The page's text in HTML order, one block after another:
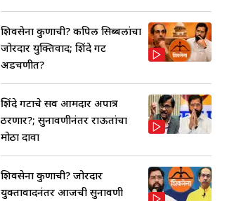
शिवसेना कुणाची? कपिल सिब्बलांचा
जोरदार युक्तिवाद; शिंदे गट
अडचणीत?
शिंदे गटाचे सर्व आमदार अपात्र
ठरणार?; सुनावणीनंतर राऊतांचा
मोठा दावा
शिवसेना कुणाची? जोरदार
युक्तावादनंतर आजची सुनावणी